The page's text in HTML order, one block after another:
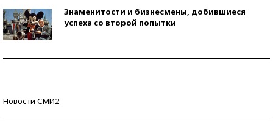
Знаменитости и бизнесмены, добившиеся
успеха со второй попытки
Новости СМИ2